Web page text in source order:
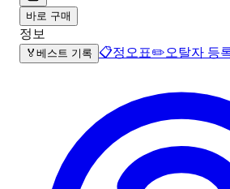
바로 구매
정보
🏅 베스트 기록 📋정오표✏️오탈자 등